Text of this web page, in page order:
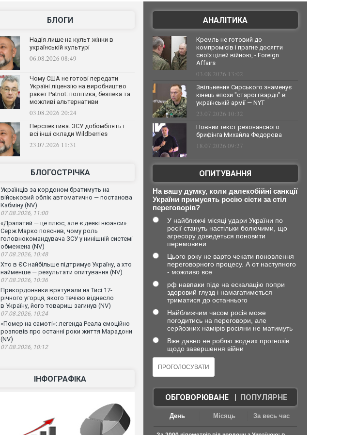
БЛОГИ
Надія лише на культ жінки в
українській культурі
06.08.2026 08:49
Чому США не готові передати
Україні ліцензію на виробництво
ракет Patriot: політика, безпека та
можливі альтернативи
03.08.2026 20:24
Перспектива: ЗСУ добомблять і
всі інші склади Wildberries
23.07.2026 11:31
БЛОГОСТРІЧКА
Українців за кордоном братимуть на
військовий облік автоматично — постанова
Кабміну (NV)
07.08.2026, 11:00
«Драпатий — це плюс, але є деякі нюанси».
Серж Марко пояснив, чому роль
головнокомандувача ЗСУ у нинішній системі
обмежена (NV)
07.08.2026, 10:48
Хто в ЄС найбільше підтримує Україну, а хто
найменше — результати опитування (NV)
07.08.2026, 10:36
Прикордонники врятували на Тисі 17-
річного угорця, якого течією віднесло
в Україну, його товариш загинув (NV)
07.08.2026, 10:24
«Помер на самоті»: легенда Реала емоційно
розповів про останні роки життя Марадони
(NV)
07.08.2026, 10:12
ІНФОГРАФІКА
АНАЛІТИКА
Кремль не готовий до
компромісів і прагне досягти
своїх цілей війною, - Foreign
Affairs
03.08.2026 13:02
Звільнення Сирського знаменує
кінець епохи "старої гвардії" в
українській армії — NYT
23.07.2026 10:32
Повний текст резонансного
брифінга Михайла Федорова
18.07.2026 09:27
ОПИТУВАННЯ
На вашу думку, коли далекобійні санкції
України примусять росію сісти за стіл
переговорів?
У найближчі місяці удари України по
росії стануть настільки болючими, що
агресору доведеться поновити
перемовини
Цього року не варто чекати поновлення
переговорного процесу. А от наступного
- можливо все
рф навпаки піде на ескалацію попри
здоровий глузд і намагатиметься
триматися до останнього
Найближчим часом росія може
погодитись на переговори, але
серйозних намірів росіяни не матимуть
Вже давно не роблю жодних прогнозів
щодо завершення війни
ОБГОВОРЮВАНЕ| ПОПУЛЯРНЕ
День Місяць За весь час